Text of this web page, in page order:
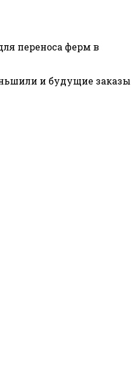
переноса ферм в
и будущие заказы